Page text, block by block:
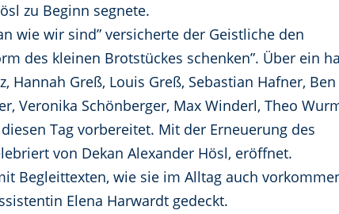
zu Beginn segnete.
wie wir sind” versicherte der Geistliche den
des kleinen Brotstückes schenken”. Über ein
Greß, Louis Greß, Sebastian Hafner, Ben
Veronika Schönberger, Max Winderl, Theo
Tag vorbereitet. Mit der Erneuerung des
von Dekan Alexander Hösl, eröffnet.
Begleittexten, wie sie im Alltag auch
Elena Harwardt gedeckt.